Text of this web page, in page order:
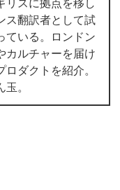
リスに拠点を移し
ス翻訳者として試
ている。ロンドン
カルチャーを届け
ダクトを紹介。
。